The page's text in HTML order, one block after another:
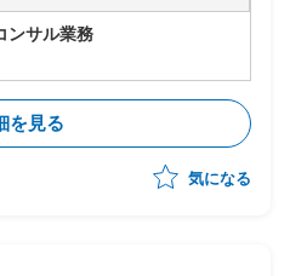
ンサル業務
を見る
気になる